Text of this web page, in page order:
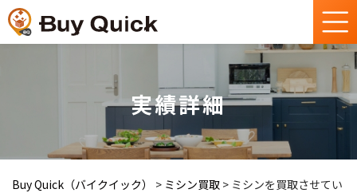
実績詳細
Buy Quick（バイクイック） > ミシン買取 > ミシンを買取させてい